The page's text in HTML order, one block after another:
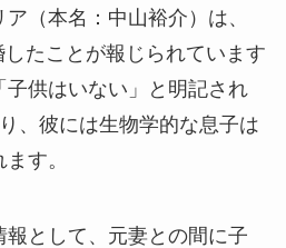
（本名：中山裕介）は、
たことが報じられています
子供はいない」と明記され
、彼には生物学的な息子は
す。
として、元妻との間に子